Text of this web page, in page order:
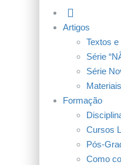
Artigos
Textos
Série
Série
Formação
Cursos
Pós-
Como